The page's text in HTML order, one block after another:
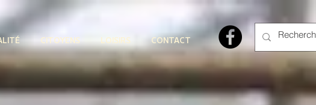
CITOYENS LOISIRS CONTACT